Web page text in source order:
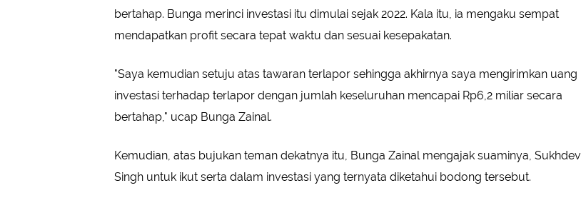
bertahap. Bunga merinci investasi itu dimulai sejak 2022. Kala itu, ia mengaku sempat
mendapatkan profit secara tepat waktu dan sesuai kesepakatan.
"Saya kemudian setuju atas tawaran terlapor sehingga akhirnya saya mengirimkan uang
investasi terhadap terlapor dengan jumlah keseluruhan mencapai Rp6,2 miliar secara
bertahap," ucap Bunga Zainal.
Kemudian, atas bujukan teman dekatnya itu, Bunga Zainal mengajak suaminya, Sukhdev
Singh untuk ikut serta dalam investasi yang ternyata diketahui bodong tersebut.